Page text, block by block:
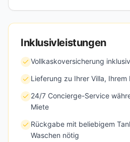
Inklusivleistungen
Vollkaskoversicherung
Lieferung zu Ihrer Villa,
24/7 Concierge-Service
Miete
Rückgabe mit beliebigem
Waschen nötig